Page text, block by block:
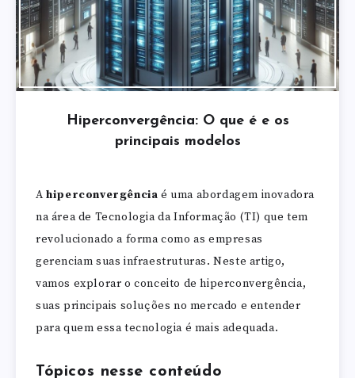
Hiperconvergência: O que é e os
principais modelos
Ahiperconvergência é uma abordagem inovadora
na área de Tecnologia da Informação (TI) que tem
revolucionado a forma como as empresas
gerenciam suas infraestruturas. Neste artigo,
vamos explorar o conceito de hiperconvergência,
suas principais soluções no mercado e entender
para quem essa tecnologia é mais adequada.
Tópicos nesse conteúdo